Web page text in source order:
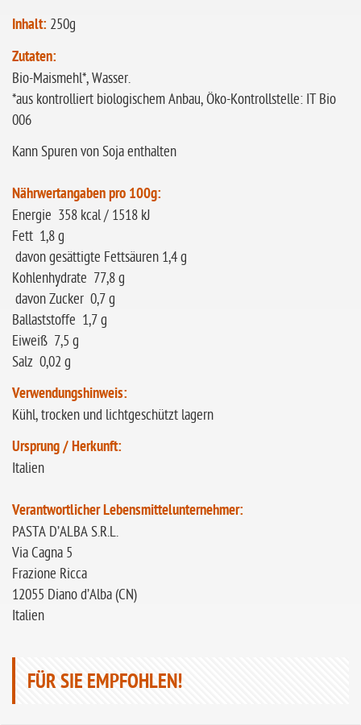
Inhalt: 250g
Zutaten:
Bio-Maismehl*, Wasser.
*aus kontrolliert biologischem Anbau, Öko-Kontrollstelle: IT Bio
006
Kann Spuren von Soja enthalten
Nährwertangaben pro 100g:
Energie 358 kcal / 1518 kJ
Fett 1,8 g
davon gesättigte Fettsäuren 1,4 g
Kohlenhydrate 77,8 g
davon Zucker 0,7 g
Ballaststoffe 1,7 g
Eiweiß 7,5 g
Salz 0,02 g
Verwendungshinweis:
Kühl, trocken und lichtgeschützt lagern
Ursprung / Herkunft:
Italien
Verantwortlicher Lebensmittelunternehmer:
PASTA D’ALBA S.R.L.
Via Cagna 5
Frazione Ricca
12055 Diano d’Alba (CN)
Italien
FÜR SIE EMPFOHLEN!